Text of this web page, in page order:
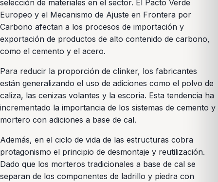
selección de materiales en el sector. El Pacto Verde
Europeo y el Mecanismo de Ajuste en Frontera por
Carbono afectan a los procesos de importación y
exportación de productos de alto contenido de carbono,
como el cemento y el acero.
Para reducir la proporción de clínker, los fabricantes
están generalizando el uso de adiciones como el polvo de
caliza, las cenizas volantes y la escoria. Esta tendencia ha
incrementado la importancia de los sistemas de cemento y
mortero con adiciones a base de cal.
Además, en el ciclo de vida de las estructuras cobra
protagonismo el principio de desmontaje y reutilización.
Dado que los morteros tradicionales a base de cal se
separan de los componentes de ladrillo y piedra con